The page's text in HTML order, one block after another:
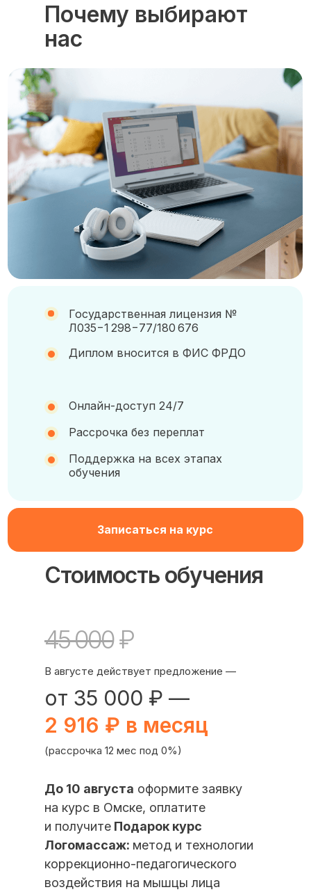
Почему выбирают
нас
Записаться на курс
Поддержка на всех этапах
обучения
Рассрочка без переплат
Онлайн-доступ 24/7
Диплом вносится в ФИС ФРДО
Государственная лицензия №
Л035−1 298−77/180 676
Стоимость обучения
45 000₽
(рассрочка 12 мес под 0%)
В августе действует предложение —
от 35 000 ₽ —
2 916 ₽ в месяц
До 10 августа оформите заявку
на курс в Омске, оплатите
и получите Подарок курс
Логомассаж: метод и технологии
коррекционно-педагогического
воздействия на мышцы лица